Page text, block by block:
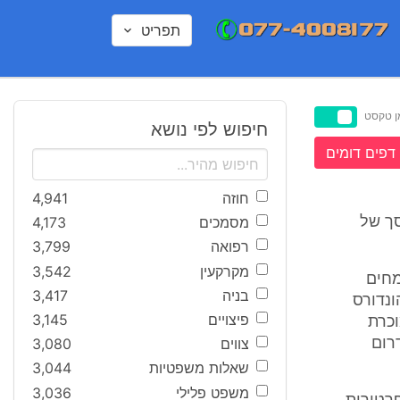
תפריט
טקסט
דומים
של
צמחים
בהונדורס
בדרום
חיפוש לפי נושא
חוזה
4,941
מסמכים
4,173
רפואה
3,799
מקרקעין
3,542
בניה
3,417
פיצויים
3,145
צווים
3,080
שאלות משפטיות
3,044
משפט פלילי
3,036